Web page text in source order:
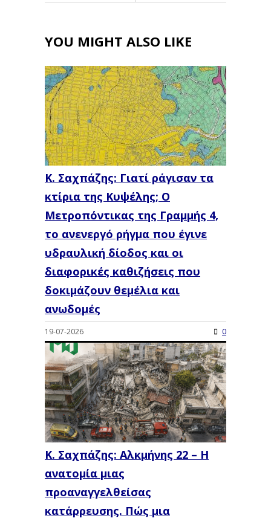
YOU MIGHT ALSO LIKE
Κ. Σαχπάζης: Γιατί ράγισαν τα
κτίρια της Κυψέλης; Ο
Μετροπόντικας της Γραμμής 4,
το ανενεργό ρήγμα που έγινε
υδραυλική δίοδος και οι
διαφορικές καθιζήσεις που
δοκιμάζουν θεμέλια και
ανωδομές
19-07-2026 0
Κ. Σαχπάζης: Αλκμήνης 22 – Η
ανατομία μιας
προαναγγελθείσας
κατάρρευσης. Πώς μια